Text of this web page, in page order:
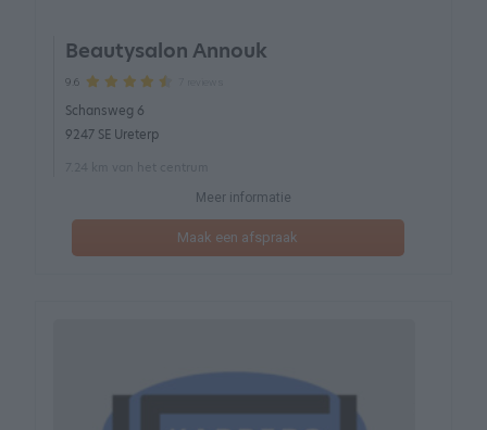
Beautysalon Annouk
9.6
Schansweg 6
9247 SE Ureterp
Meer informatie
Maak een afspraak